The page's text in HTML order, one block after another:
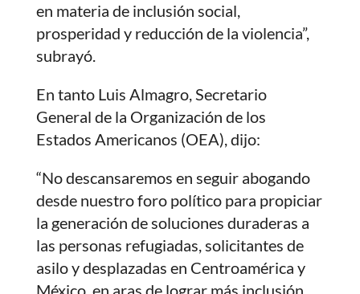
en materia de inclusión social,
prosperidad y reducción de la violencia”,
subrayó.
En tanto Luis Almagro, Secretario
General de la Organización de los
Estados Americanos (OEA), dijo:
“No descansaremos en seguir abogando
desde nuestro foro político para propiciar
la generación de soluciones duraderas a
las personas refugiadas, solicitantes de
asilo y desplazadas en Centroamérica y
México, en aras de lograr más inclusión,